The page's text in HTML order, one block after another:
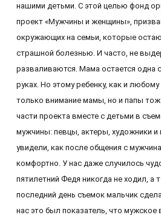
нашими детьми. С этой целью фонд
проект «Мужчины и женщины»,
окружающих на семьи, которые
страшной болезнью. И часто, не
разваливаются. Мама остается одна
руках. Но этому ребенку, как и
только внимание мамы, но и папы
части проекта вместе с детьми в
мужчины: певцы, актеры, художники
увидели, как после общения с
комфортно. У нас даже случилось
пятилетний Федя никогда не ходил, а
последний день съемок мальчик
нас это был показатель, что мужское